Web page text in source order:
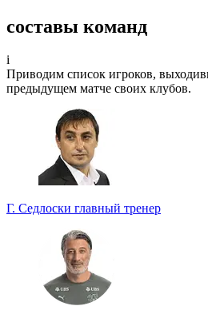
Участвуйте в турнире
призы!
Турнир прогнозистов
составы команд
i
Приводим список игроков,
предыдущем матче своих клубов.
Г. Седлоски главный тренер